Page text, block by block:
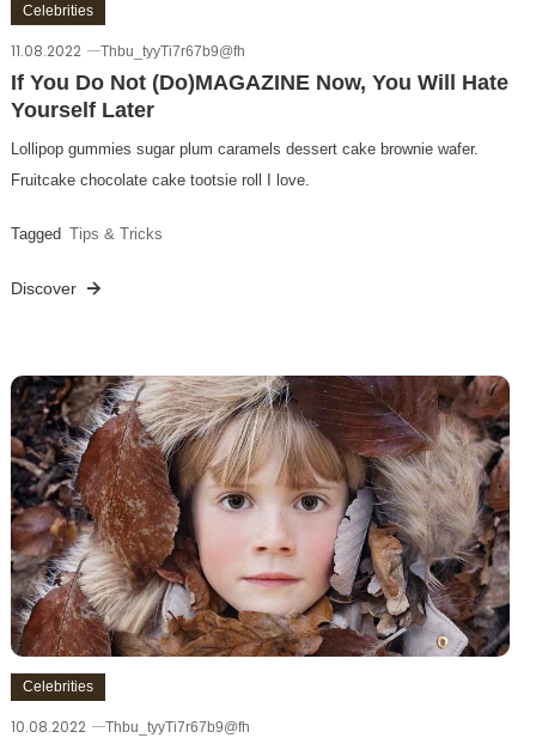
Celebrities
11.08.2022 Thbu_tyyTi7r67b9@fh
If You Do Not (Do)MAGAZINE Now, You Will Hate
Yourself Later
Lollipop gummies sugar plum caramels dessert cake brownie wafer.
Fruitcake chocolate cake tootsie roll I love.
Tagged Tips & Tricks
Discover
Celebrities
10.08.2022 Thbu_tyyTi7r67b9@fh